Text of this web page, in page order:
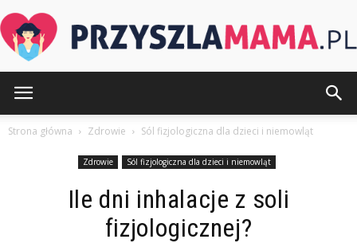
Strona główna Zdrowie Sól fizjologiczna dla dzieci i niemowląt
Zdrowie Sól fizjologiczna dla dzieci i niemowląt
Ile dni inhalacje z soli
fizjologicznej?